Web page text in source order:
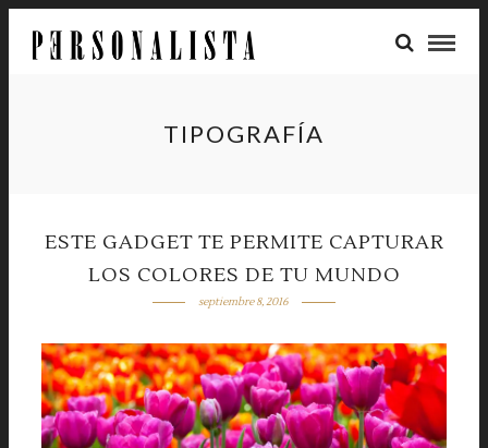
TIPOGRAFÍA
ESTE GADGET TE PERMITE CAPTURAR
LOS COLORES DE TU MUNDO
septiembre 8, 2016